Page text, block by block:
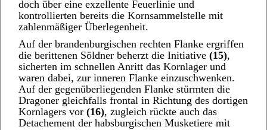
doch über eine exzellente Feuerlinie und
kontrollierten bereits die Kornsammelstelle mit
zahlenmäßiger Überlegenheit.
Auf der brandenburgischen rechten Flanke ergriffen
die berittenen Söldner beherzt die Initiative (15),
sicherten im schnellen Anritt das Kornlager und
waren dabei, zur inneren Flanke einzuschwenken.
Auf der gegenüberliegenden Flanke stürmten die
Dragoner gleichfalls frontal in Richtung des dortigen
Kornlagers vor (16), zugleich rückte auch das
Detachement der habsburgischen Musketiere mit